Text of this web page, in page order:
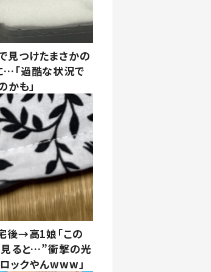
見つけたまさかの
「過酷な状況で
かも」
後→高1娘「この
見ると…”衝撃の光
ックやんwww」